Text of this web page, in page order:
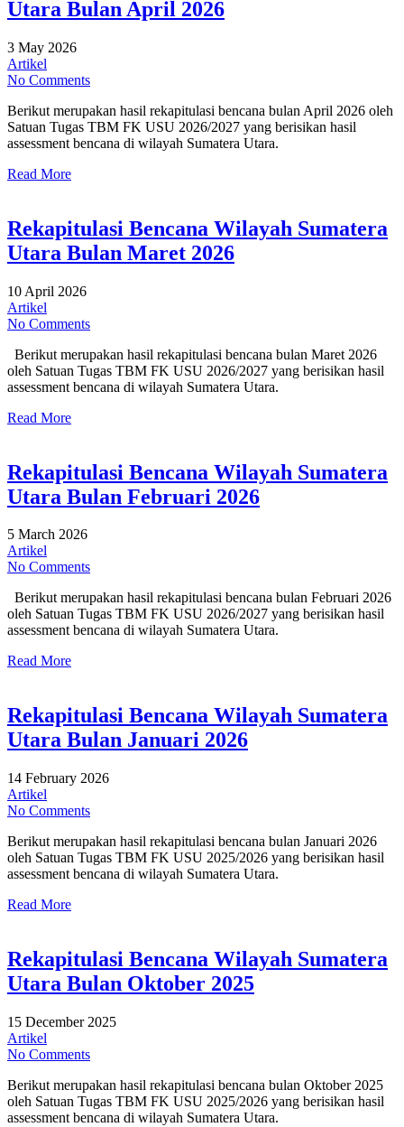
Utara Bulan April 2026
3 May 2026
Artikel
No Comments
Berikut merupakan hasil rekapitulasi bencana bulan April 2026 oleh
Satuan Tugas TBM FK USU 2026/2027 yang berisikan hasil
assessment bencana di wilayah Sumatera Utara.
Read More
Rekapitulasi Bencana Wilayah Sumatera
Utara Bulan Maret 2026
10 April 2026
Artikel
No Comments
Berikut merupakan hasil rekapitulasi bencana bulan Maret 2026
oleh Satuan Tugas TBM FK USU 2026/2027 yang berisikan hasil
assessment bencana di wilayah Sumatera Utara.
Read More
Rekapitulasi Bencana Wilayah Sumatera
Utara Bulan Februari 2026
5 March 2026
Artikel
No Comments
Berikut merupakan hasil rekapitulasi bencana bulan Februari 2026
oleh Satuan Tugas TBM FK USU 2026/2027 yang berisikan hasil
assessment bencana di wilayah Sumatera Utara.
Read More
Rekapitulasi Bencana Wilayah Sumatera
Utara Bulan Januari 2026
14 February 2026
Artikel
No Comments
Berikut merupakan hasil rekapitulasi bencana bulan Januari 2026
oleh Satuan Tugas TBM FK USU 2025/2026 yang berisikan hasil
assessment bencana di wilayah Sumatera Utara.
Read More
Rekapitulasi Bencana Wilayah Sumatera
Utara Bulan Oktober 2025
15 December 2025
Artikel
No Comments
Berikut merupakan hasil rekapitulasi bencana bulan Oktober 2025
oleh Satuan Tugas TBM FK USU 2025/2026 yang berisikan hasil
assessment bencana di wilayah Sumatera Utara.